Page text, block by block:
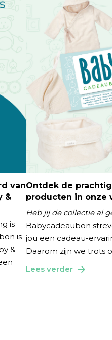
van
&
is
is
&
Ontdek de
producten in onze
Heb jij de collectie al
Babycadeaubon
jou een cadeau-
Daarom zijn we trots
Lees verder